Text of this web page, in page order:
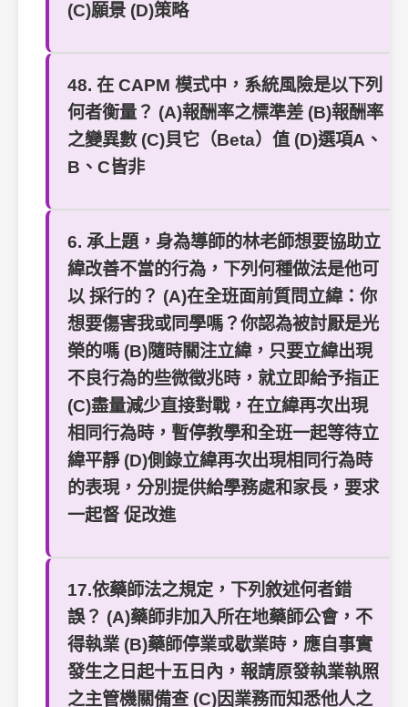
(C)願景 (D)策略
48. 在 CAPM 模式中，系統風險是以下列
何者衡量？ (A)報酬率之標準差 (B)報酬率
之變異數 (C)貝它（Beta）值 (D)選項A、
B、C皆非
6. 承上題，身為導師的林老師想要協助立
緯改善不當的行為，下列何種做法是他可
以 採行的？ (A)在全班面前質問立緯：你
想要傷害我或同學嗎？你認為被討厭是光
榮的嗎 (B)隨時關注立緯，只要立緯出現
不良行為的些微徵兆時，就立即給予指正
(C)盡量減少直接對戰，在立緯再次出現
相同行為時，暫停教學和全班一起等待立
緯平靜 (D)側錄立緯再次出現相同行為時
的表現，分別提供給學務處和家長，要求
一起督 促改進
17.依藥師法之規定，下列敘述何者錯
誤？ (A)藥師非加入所在地藥師公會，不
得執業 (B)藥師停業或歇業時，應自事實
發生之日起十五日內，報請原發執業執照
之主管機關備查 (C)因業務而知悉他人之